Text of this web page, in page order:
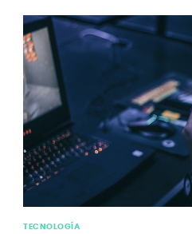
TECNOLOGÍA